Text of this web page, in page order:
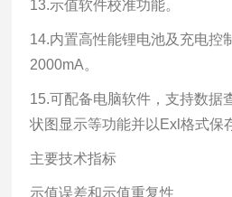
13.示值软件校准功能。
14.内置高性能锂电池及充电控
2000mA。
15.可配备电脑软件，支持数据
状图显示等功能并以Exl格式保
主要技术指标
示值误差和示值重复性